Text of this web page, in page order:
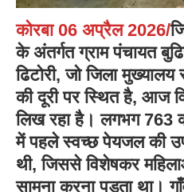
कोरबा 06 अप्रैल 2026/
के अंतर्गत ग्राम पंचायत
ढिटोरी, जो जिला
की दूरी पर स्थित है, आज
लिख रहा है। लगभग 763
में पहले स्वच्छ पेयजल की
थी, जिससे विशेषकर
सामना करना पड़ता था।